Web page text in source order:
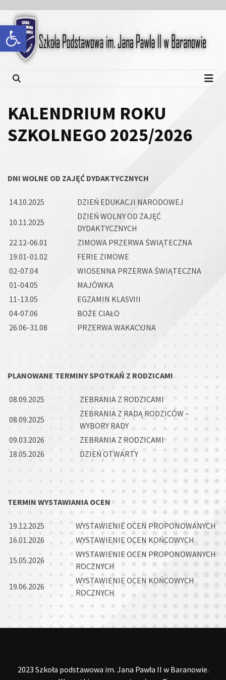
Open toolbar
content
content
Szkoła Podstawowa im.
Jana Pawła II w Baranowie
KALENDRIUM ROKU
SZKOLNEGO 2025/2026
DNI WOLNE OD ZAJĘĆ DYDAKTYCZNYCH
14.10.2025
DZIEŃ EDUKACJI NARODOWEJ
10.11.2025
DZIEŃ WOLNY OD ZAJĘĆ
DYDAKTYCZNYCH
22.12-06.01
ZIMOWA PRZERWA ŚWIĄTECZNA
19.01-01.02
FERIE ZIMOWE
02-07.04
WIOSENNA PRZERWA ŚWIĄTECZNA
01-04.05
MAJÓWKA
11-13.05
EGZAMIN KLASVIII
04-07.06
BOŻE CIAŁO
26.06-31.08
PRZERWA WAKACYJNA
PLANOWANE TERMINY SPOTKAŃ Z RODZICAMI
08.09.2025
ZEBRANIA Z RODZICAMI
08.09.2025
ZEBRANIA Z RADĄ RODZICÓW –
WYBORY RADY
09.03.2026
ZEBRANIA Z RODZICAMI
18.05.2026
DZIEŃ OTWARTY
TERMIN WYSTAWIANIA OCEN
19.12.2025
WYSTAWIENIE OCEN PROPONOWANYCH
16.01.2026
WYSTAWIENIE OCEN KOŃCOWYCH
15.05.2026
WYSTAWIENIE OCEN PROPONOWANYCH
ROCZNYCH
19.06.2026
WYSTAWIENIE OCEN KOŃCOWYCH
ROCZNYCH
2023 Szkoła podstawowa im. Jana Pawła II w Baranowie.